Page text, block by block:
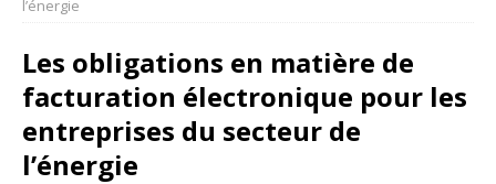
l’énergie
Les obligations en matière de
facturation électronique pour les
entreprises du secteur de
l’énergie